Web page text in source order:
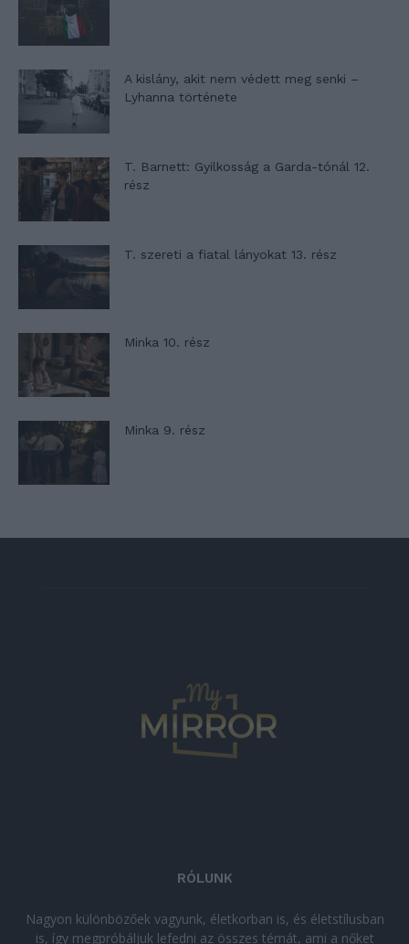
A kislány, akit nem védett meg senki –
Lyhanna története
T. Barnett: Gyilkosság a Garda-tónál 12.
rész
T. szereti a fiatal lányokat 13. rész
Minka 10. rész
Minka 9. rész
RÓLUNK
Nagyon különbözőek vagyunk, életkorban is, és életstílusban
is, így megpróbáljuk lefedni az összes témát, ami a nőket